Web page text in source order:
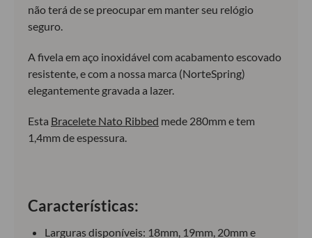
não terá de se preocupar em manter seu relógio
seguro.
A fivela em aço inoxidável com acabamento escovado
resistente, e com a nossa marca (NorteSpring)
elegantemente gravada a lazer.
Esta Bracelete Nato Ribbed mede 280mm e tem
1,4mm de espessura.
Características:
Larguras disponíveis: 18mm, 19mm, 20mm e